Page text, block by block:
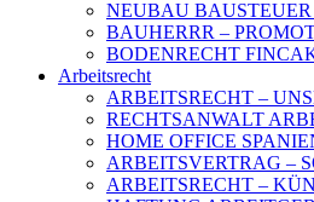
NEUBAU
BAUHERRR –
BODENRECHT
Arbeitsrecht
ARBEITSRECHT –
RECHTSANWALT
HOME OFFICE
ARBEITSVERTRAG –
ARBEITSRECHT –